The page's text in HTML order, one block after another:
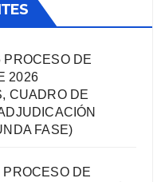
PROCESO DE
2026
CUADRO DE
FASE)
PROCESO DE